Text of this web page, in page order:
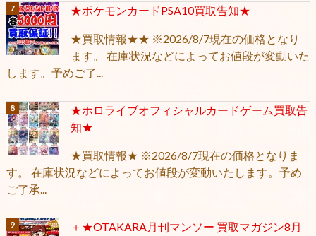
★ポケモンカードPSA10買取告知★
★買取情報★★ ※2026/8/7現在の価格となり
ます。 在庫状況などによってお値段が変動いた
します。予めご了...
★ホロライブオフィシャルカードゲーム買取告
知★
★買取情報★ ※2026/8/7現在の価格となりま
す。 在庫状況などによってお値段が変動いたします。予め
ご了承...
＋★OTAKARA月刊マンソー 買取マガジン8月